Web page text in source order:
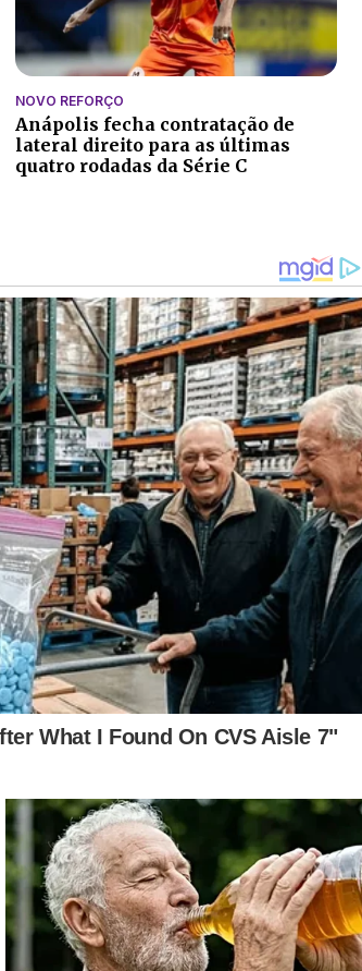
NOVO REFORÇO
Anápolis fecha contratação de
lateral direito para as últimas
quatro rodadas da Série C